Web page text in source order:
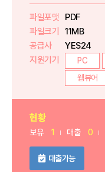
파일포맷
PDF
파일크기
11MB
공급사
YES24
지원기기
PC
웹뷰어
현황
보유 1 대출 0
대출가능